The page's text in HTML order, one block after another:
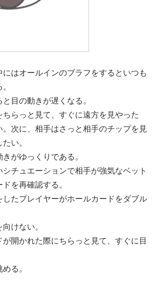
にはオールインのブラフをするといつも
目の動きが遅くなる。
ちらっと見て、すぐに遠方を見やった
。次に、相手はさっと相手のチップを見
い。
がゆっくりである。
チュエーションで相手が強気なベット
を再確認する。
したプレイヤーがホールカードをダブル
けない。
開かれた際にちらっと見て、すぐに目
る。